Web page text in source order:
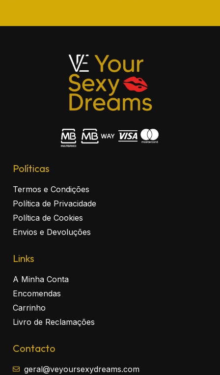
Políticas
Termos e Condições
Política de Privacidade
Política de Cookies
Envios e Devoluções
Links
A Minha Conta
Encomendas
Carrinho
Livro de Reclamações
Contacto
geral@veyoursexydreams.com